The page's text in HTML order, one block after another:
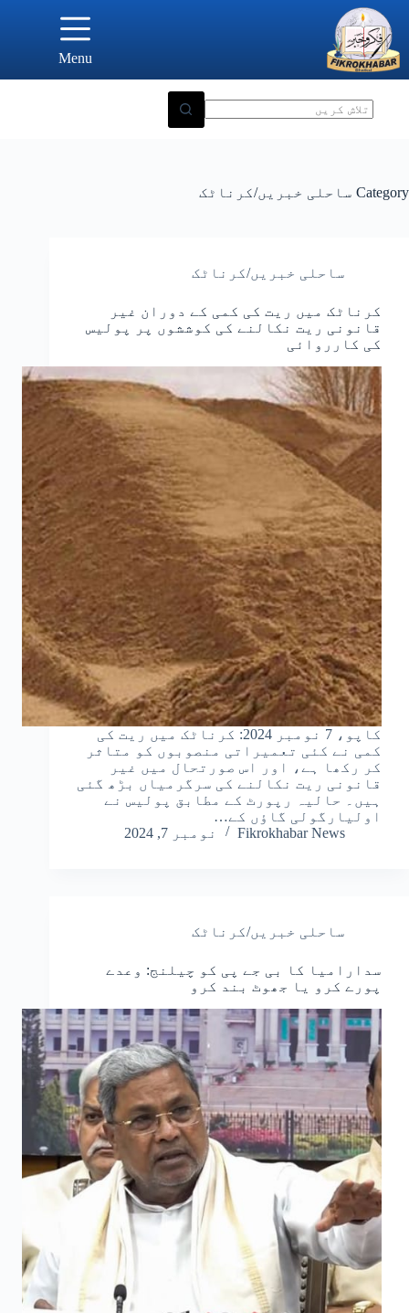
content
Menu
Category ساحلی خبریں/کرناٹک
ساحلی خبریں/کرناٹک
کرناٹک میں ریت کی کمی کے دوران غیر
قانونی ریت نکالنے کی کوششوں پر پولیس
کی کارروائی
کاپو، 7 نومبر 2024: کرناٹک میں ریت کی
کمی نے کئی تعمیراتی منصوبوں کو متاثر
کر رکھا ہے، اور اس صورتحال میں غیر
قانونی ریت نکالنے کی سرگرمیاں بڑھ گئی
ہیں۔ حالیہ رپورٹ کے مطابق پولیس نے
اولیارگولی گاؤں کے…
Fikrokhabar News
نومبر 7, 2024
ساحلی خبریں/کرناٹک
سدارامیا کا بی جے پی کو چیلنج: وعدے
پورے کرو یا جھوٹ بند کرو